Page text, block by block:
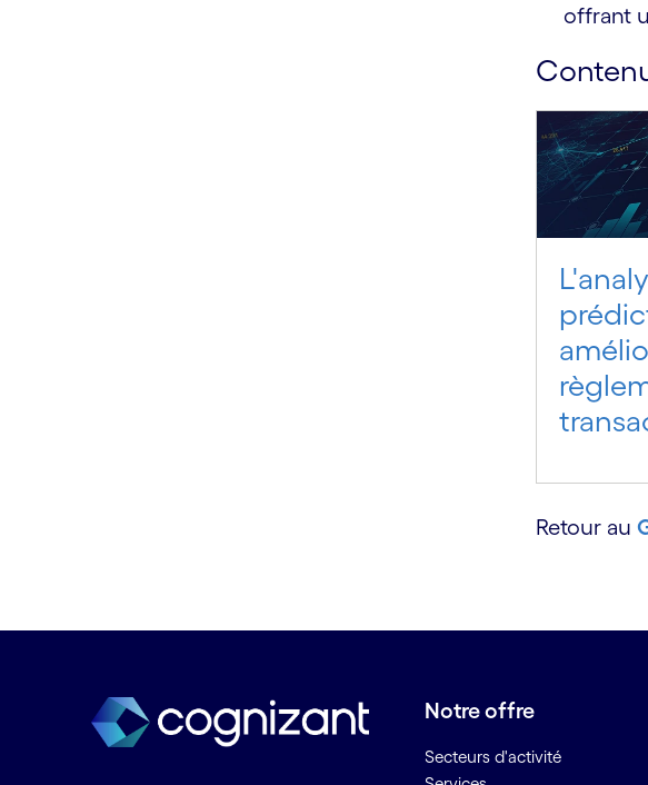
Big data
Business intelligence
Business Process as a Service
(BPaaS)
offrant
Retour au
Notre offre
Secteurs d'activité